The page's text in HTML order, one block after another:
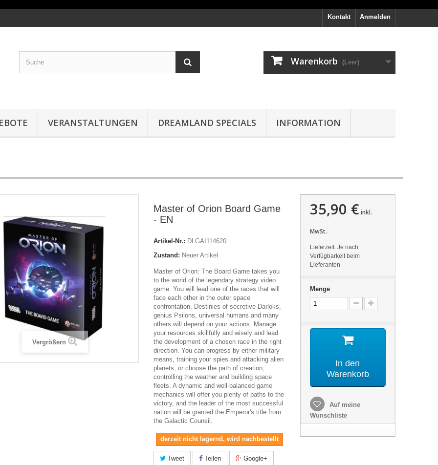
Anmelden
Kontakt
Warenkorb (Leer)
VERANSTALTUNGEN DREAMLAND SPECIALS INFORMATION
Vergrößern
Master of Orion Board Game
- EN
Artikel-Nr.: DLGAI114620
Zustand: Neuer Artikel
Master of Orion: The Board Game takes you
to the world of the legendary strategy video
game. You will lead one of the races that will
face each other in the outer space
confrontation. Destinies of secretive Darloks,
genius Psilons, universal humans and many
others will depend on your actions. Manage
your resources skillfully and wisely and lead
the development of a chosen race in the right
direction. You can progress by either military
means, training your spies and attacking alien
planets, or choose the path of creation,
controlling the weather and building space
fleets. A dynamic and well-balanced game
mechanics will offer you plenty of paths to the
victory, and the leader of the most successful
nation will be granted the Emperor's title from
the Galactic Counsil.
derzeit nicht lagernd, wird nachbestellt
Tweet Teilen Google+
35,90 € inkl.
MwSt.
Lieferzeit: Je nach
Verfügbarkeit beim
Lieferanten
Menge
In den
Warenkorb
Auf meine
Wunschliste